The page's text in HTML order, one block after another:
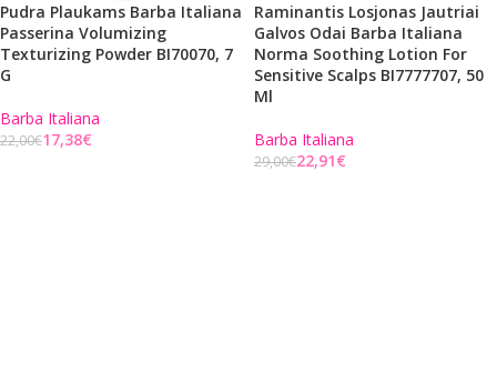
Pudra Plaukams Barba Italiana
Passerina Volumizing
Texturizing Powder BI70070, 7
G
Barba Italiana
22,00€17,38€
Raminantis Losjonas Jautriai
Galvos Odai Barba Italiana
Norma Soothing Lotion For
Sensitive Scalps BI7777707, 50
Ml
Barba Italiana
29,00€22,91€